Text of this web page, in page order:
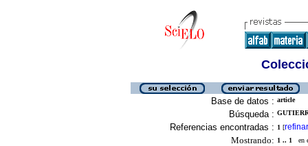
Base de datos : article
Búsqueda :
Referencias encontradas : 1 [refinar
Mostrando: 1 .. 1 en